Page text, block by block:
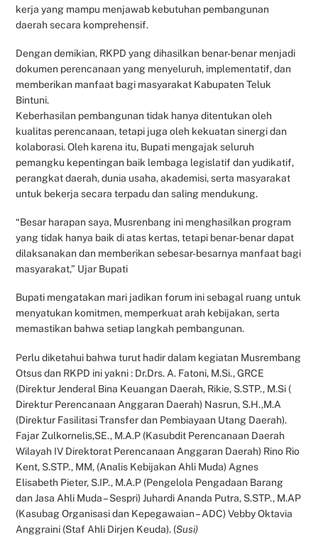
kerja yang mampu menjawab kebutuhan pembangunan
daerah secara komprehensif.
Dengan demikian, RKPD yang dihasilkan benar-benar menjadi
dokumen perencanaan yang menyeluruh, implementatif, dan
memberikan manfaat bagi masyarakat Kabupaten Teluk
Bintuni.
Keberhasilan pembangunan tidak hanya ditentukan oleh
kualitas perencanaan, tetapi juga oleh kekuatan sinergi dan
kolaborasi. Oleh karena itu, Bupati mengajak seluruh
pemangku kepentingan baik lembaga legislatif dan yudikatif,
perangkat daerah, dunia usaha, akademisi, serta masyarakat
untuk bekerja secara terpadu dan saling mendukung.
“Besar harapan saya, Musrenbang ini menghasilkan program
yang tidak hanya baik di atas kertas, tetapi benar-benar dapat
dilaksanakan dan memberikan sebesar-besarnya manfaat bagi
masyarakat,” Ujar Bupati
Bupati mengatakan mari jadikan forum ini sebagal ruang untuk
menyatukan komitmen, memperkuat arah kebijakan, serta
memastikan bahwa setiap langkah pembangunan.
Perlu diketahui bahwa turut hadir dalam kegiatan Musrembang
Otsus dan RKPD ini yakni : Dr.Drs. A. Fatoni, M.Si., GRCE
(Direktur Jenderal Bina Keuangan Daerah, Rikie, S.STP., M.Si (
Direktur Perencanaan Anggaran Daerah) Nasrun, S.H.,M.A
(Direktur Fasilitasi Transfer dan Pembiayaan Utang Daerah).
Fajar Zulkornelis,SE., M.A.P (Kasubdit Perencanaan Daerah
Wilayah IV Direktorat Perencanaan Anggaran Daerah) Rino Rio
Kent, S.STP., MM, (Analis Kebijakan Ahli Muda) Agnes
Elisabeth Pieter, S.IP., M.A.P (Pengelola Pengadaan Barang
dan Jasa Ahli Muda – Sespri) Juhardi Ananda Putra, S.STP., M.AP
(Kasubag Organisasi dan Kepegawaian – ADC) Vebby Oktavia
Anggraini (Staf Ahli Dirjen Keuda). (Susi)